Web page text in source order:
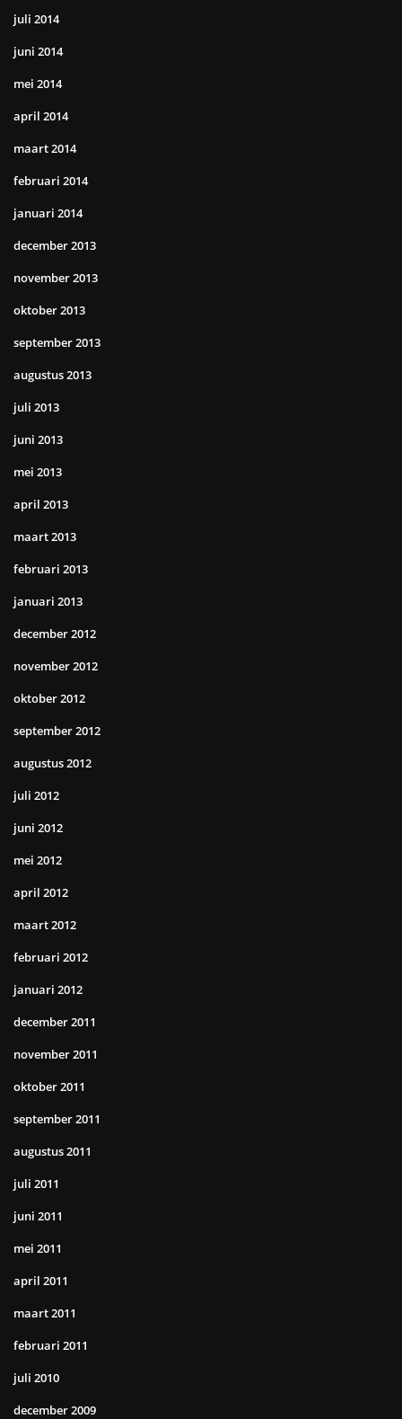
juli 2014
juni 2014
mei 2014
april 2014
maart 2014
februari 2014
januari 2014
december 2013
november 2013
oktober 2013
september 2013
augustus 2013
juli 2013
juni 2013
mei 2013
april 2013
maart 2013
februari 2013
januari 2013
december 2012
november 2012
oktober 2012
september 2012
augustus 2012
juli 2012
juni 2012
mei 2012
april 2012
maart 2012
februari 2012
januari 2012
december 2011
november 2011
oktober 2011
september 2011
augustus 2011
juli 2011
juni 2011
mei 2011
april 2011
maart 2011
februari 2011
juli 2010
december 2009